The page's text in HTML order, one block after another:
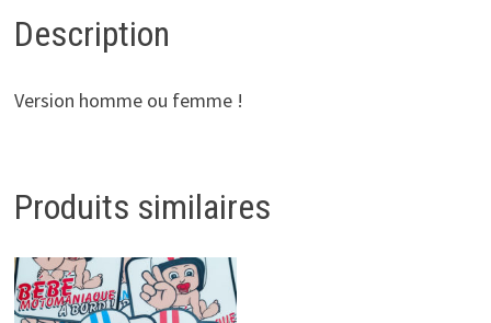
Description
Version homme ou femme !
Produits similaires